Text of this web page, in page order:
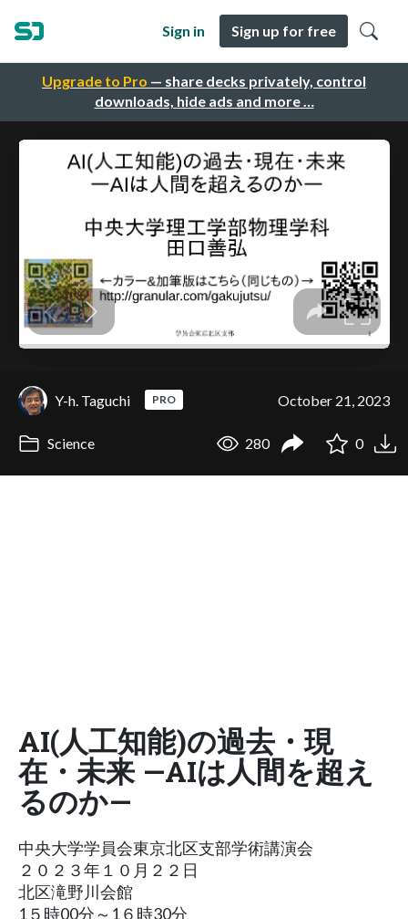
Upgrade to Pro — share decks privately, control
downloads, hide ads and more …
Sign in Sign up for free
Y-h. Taguchi PRO October 21, 2023
Science 280 0
AI(人工知能)の過去・現
在・未来 —AIは人間を超え
るのか—
中央大学学員会東京北区支部学術講演会
２０２３年１０月２２日
北区滝野川会館
1５時00分～1６時30分